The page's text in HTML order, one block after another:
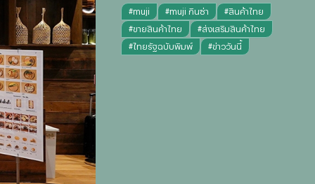
#muji #muji กินซ่า #สินค้าไทย
#ขายสินค้าไทย #ส่งเสริมสินค้าไทย
#ไทยรัฐฉบับพิมพ์ #ข่าววันนี้